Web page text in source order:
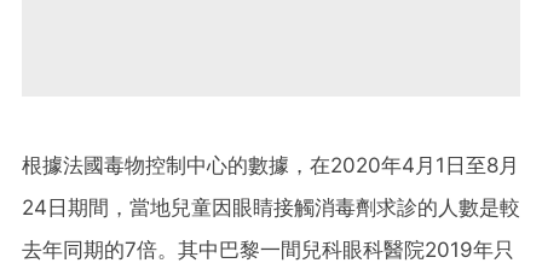
根據法國毒物控制中心的數據，在2020年4月1日至8月
24日期間，當地兒童因眼睛接觸消毒劑求診的人數是較
去年同期的7倍。其中巴黎一間兒科眼科醫院2019年只